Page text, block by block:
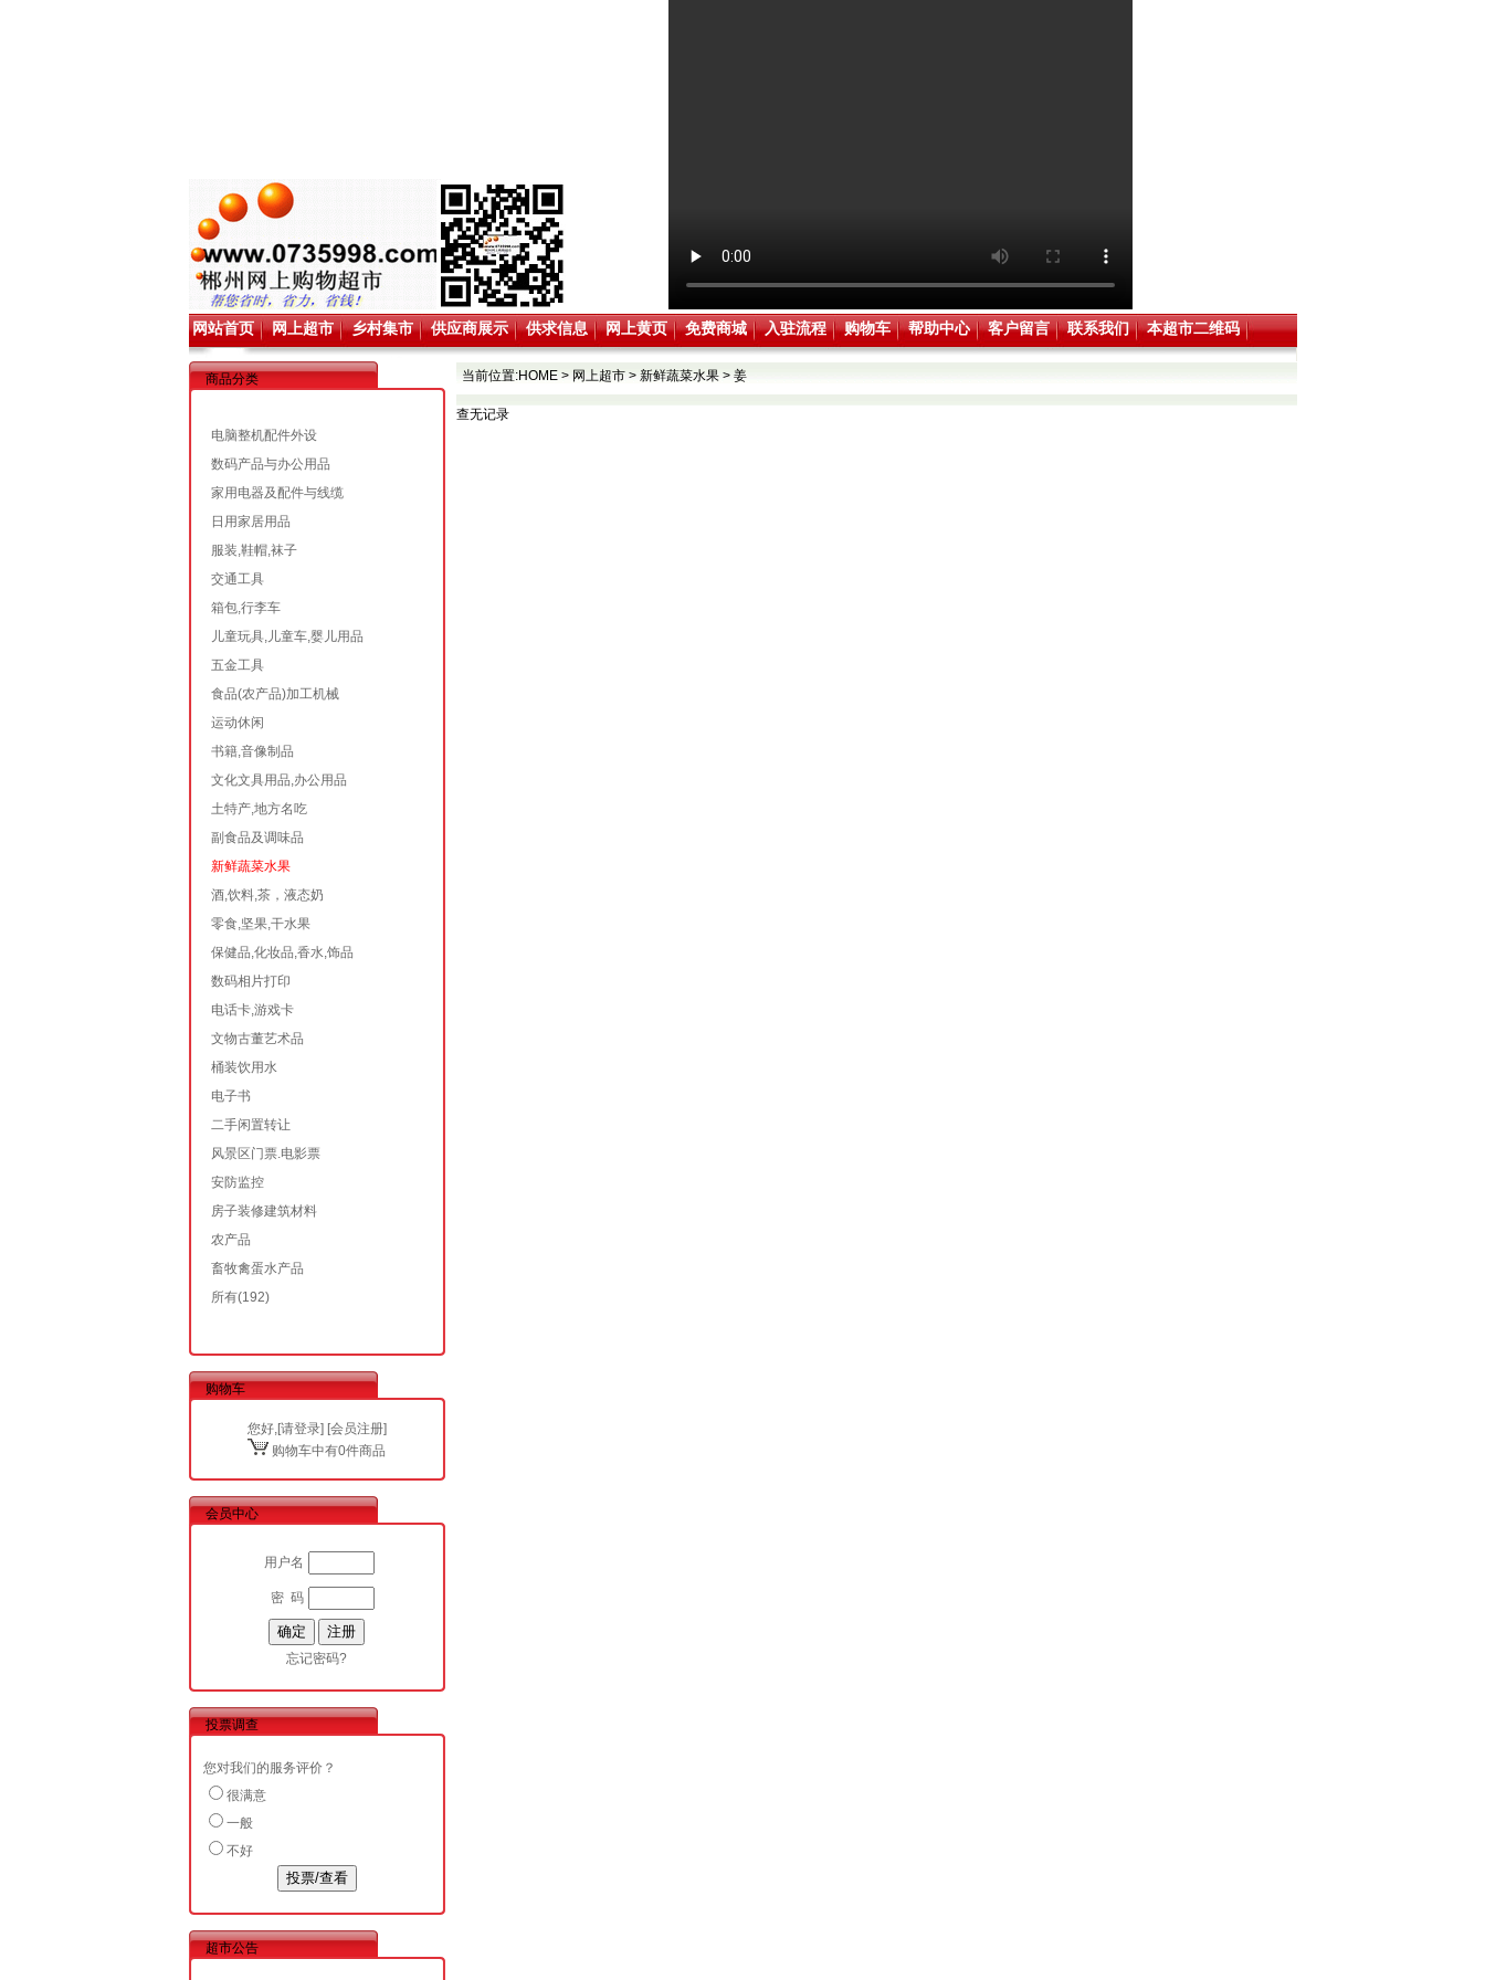
网站首页 网上超市 乡村集市 供应商展示 供求信息 网上黄页 免费商城 入驻流程 购物车 帮助中心 客户留言 联系我们 本超市二维码
商品分类
电脑整机配件外设
数码产品与办公用品
家用电器及配件与线缆
日用家居用品
服装,鞋帽,袜子
交通工具
箱包,行李车
儿童玩具,儿童车,婴儿用品
五金工具
食品(农产品)加工机械
运动休闲
书籍,音像制品
文化文具用品,办公用品
土特产,地方名吃
副食品及调味品
新鲜蔬菜水果
酒,饮料,茶，液态奶
零食,坚果,干水果
保健品,化妆品,香水,饰品
数码相片打印
电话卡,游戏卡
文物古董艺术品
桶装饮用水
电子书
二手闲置转让
风景区门票.电影票
安防监控
房子装修建筑材料
农产品
畜牧禽蛋水产品
所有(192)
购物车
您好,[请登录] [会员注册]
购物车中有0件商品
会员中心
用户名
密 码
忘记密码?
投票调查
您对我们的服务评价？
很满意
一般
不好
超市公告
当前位置:HOME> 网上超市> 新鲜蔬菜水果> 姜
查无记录